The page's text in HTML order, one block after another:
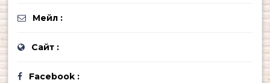
Мейл :
Сайт :
Facebook :